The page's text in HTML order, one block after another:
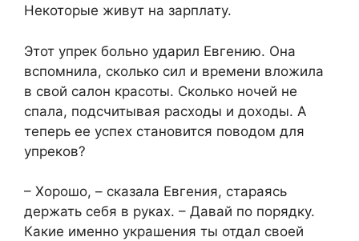
Некоторые живут на зарплату.
Этот упрек больно ударил Евгению. Она
вспомнила, сколько сил и времени вложила
в свой салон красоты. Сколько ночей не
спала, подсчитывая расходы и доходы. А
теперь ее успех становится поводом для
упреков?
– Хорошо, – сказала Евгения, стараясь
держать себя в руках. – Давай по порядку.
Какие именно украшения ты отдал своей